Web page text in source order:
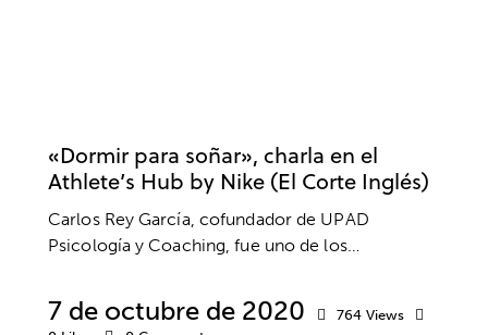
«Dormir para soñar», charla en el
Athlete’s Hub by Nike (El Corte Inglés)
Carlos Rey García, cofundador de UPAD
Psicología y Coaching, fue uno de los…
7 de octubre de 2020 764 Views